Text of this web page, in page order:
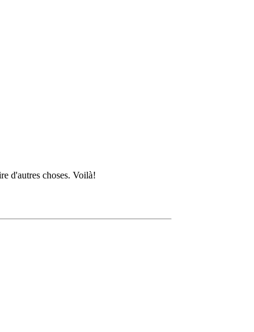
d'autres choses. Voilà!